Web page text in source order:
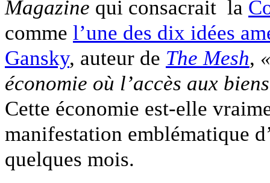
Magazine qui consacrait la
comme l’une des dix idées
Gansky, auteur de The Mesh,
économie où l’accès aux
Cette économie est-elle
manifestation emblématique
quelques mois.